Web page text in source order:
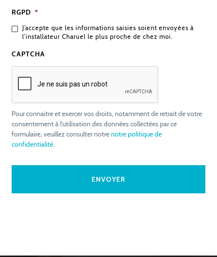
RGPD *
J’accepte que les informations saisies soient envoyées à
l’installateur Charuel le plus proche de chez moi.
CAPTCHA
Pour connaitre et exercer vos droits, notamment de retrait de votre
consentement à l’utilisation des données collectées par ce
formulaire, veuillez consulter notrenotre politique de
confidentialité.